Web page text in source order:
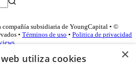
compañía subsidiaria de YoungCapital • ©
• Términos de uso • Politica de privacidad
×
utiliza cookies